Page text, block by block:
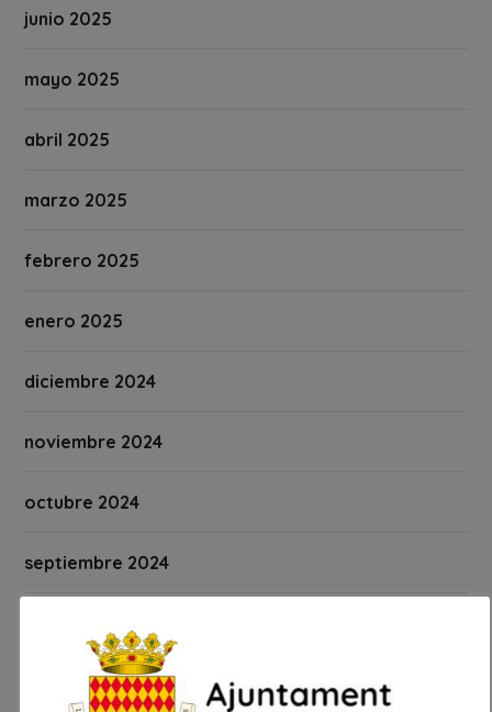
junio 2025
mayo 2025
abril 2025
marzo 2025
febrero 2025
enero 2025
diciembre 2024
noviembre 2024
octubre 2024
septiembre 2024
julio 2024